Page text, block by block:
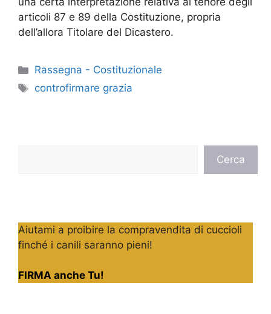
articoli 87 e 89 della Costituzione, propria
dell’allora Titolare del Dicastero.
Categorie
Rassegna - Costituzionale
Tag
controfirmare grazia
Cerca
Aiutami a proibire la compravendita di cuccioli
finché i canili saranno pieni!
FIRMA anche Tu!